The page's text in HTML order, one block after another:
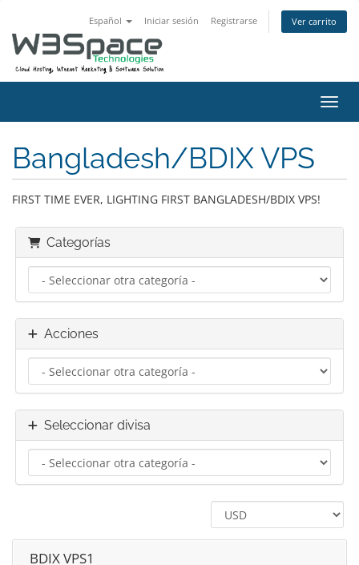
Español Iniciar sesión Registrarse Ver carrito
Bangladesh/BDIX VPS
FIRST TIME EVER, LIGHTING FIRST BANGLADESH/BDIX VPS!
Categorías
Acciones
Seleccionar divisa
BDIX VPS1